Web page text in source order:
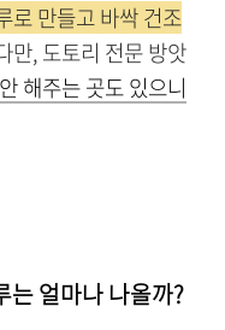
로 만들고 바싹 건조
만, 도토리 전문 방앗
해주는 곳도 있으니
는 얼마나 나올까?